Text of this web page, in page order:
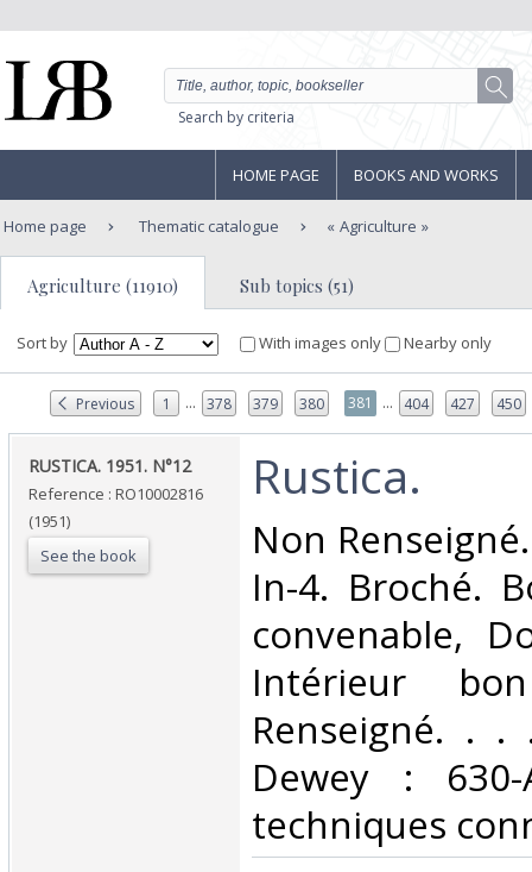
Search by criteria
HOME PAGE BOOKS AND WORKS
Home page Thematic catalogue Agriculture
Agriculture (11910) Sub topics (51)
Sort by With images only Nearby only
Previous 1 ... 378 379 380 381 ... 404 427 450
‎RUSTICA. 1951. N°12‎
Reference : RO10002816
(1951)
See the book
‎Rustica.‎
‎Non
In-4. Broché.
convenable,
Intérieur
Renseigné. . .
Dewey :
techniques